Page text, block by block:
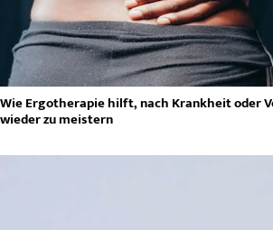
Wie Ergotherapie hilft, nach Krankheit oder
wieder zu meistern